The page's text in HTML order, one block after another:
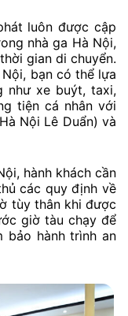
luôn được cập
nhà ga Hà Nội,
gian di chuyển.
bạn có thể lựa
như xe buýt, taxi,
tiện cá nhân với
Nội Lê Duẩn) và
hành khách cần
các quy định về
tùy thân khi được
giờ tàu chạy để
bảo hành trình an